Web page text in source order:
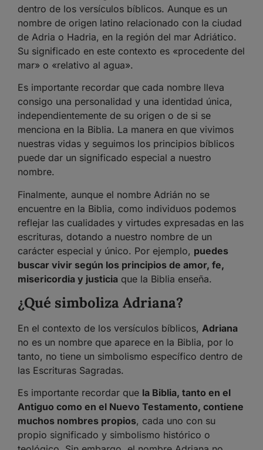
dentro de los versículos bíblicos. Aunque es un
nombre de origen latino relacionado con la ciudad
de Adria o Hadria, en la región del mar Adriático.
Su significado en este contexto es «procedente del
mar» o «relativo al agua».
Es importante recordar que cada nombre lleva
consigo una personalidad y una identidad única,
independientemente de su origen o de si se
menciona en la Biblia. La manera en que vivimos
nuestras vidas y seguimos los principios bíblicos
puede dar un significado especial a nuestro
nombre.
Finalmente, aunque el nombre Adrián no se
encuentre en la Biblia, como individuos podemos
reflejar las cualidades y virtudes expresadas en las
escrituras, dotando a nuestro nombre de un
carácter especial y único. Por ejemplo, puedes
buscar vivir según los principios de amor, fe,
misericordia y justicia que la Biblia enseña.
¿Qué simboliza Adriana?
En el contexto de los versículos bíblicos, Adriana
no es un nombre que aparece en la Biblia, por lo
tanto, no tiene un simbolismo específico dentro de
las Escrituras Sagradas.
Es importante recordar que la Biblia, tanto en el
Antiguo como en el Nuevo Testamento, contiene
muchos nombres propios, cada uno con su
propio significado y simbolismo histórico o